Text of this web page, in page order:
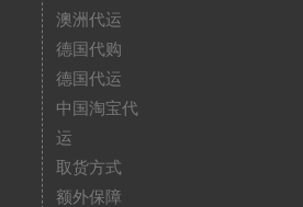
澳洲代运
德国代购
德国代运
中国淘宝代
运
取货方式
额外保障